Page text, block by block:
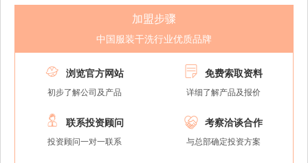
加盟步骤
中国服装干洗行业优质品牌
 浏览官方网站
初步了解公司及产品
 免费索取资料
详细了解产品及报价
 联系投资顾问
投资顾问一对一联系
 考察洽谈合作
与总部确定投资方案